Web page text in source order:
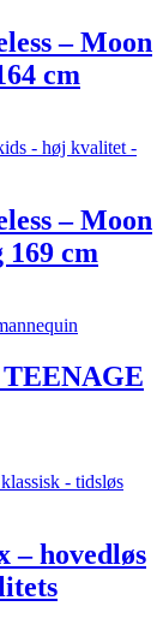
– Moon
cm
– Moon
cm
– hovedløs